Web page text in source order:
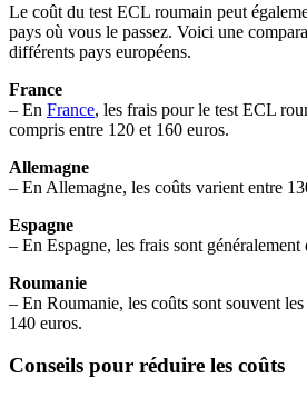
Le coût du test ECL roumain peut
pays où vous le passez. Voici une
différents pays européens.
France
– En France, les frais pour le test ECL
compris entre 120 et 160 euros.
Allemagne
– En Allemagne, les coûts varient entre
Espagne
– En Espagne, les frais sont généralement
Roumanie
– En Roumanie, les coûts sont souvent
140 euros.
Conseils pour réduire les coûts